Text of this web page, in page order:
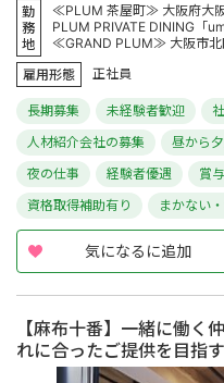
勤
務
地
≪PLUM 茶屋町≫ 大阪府大
PLUM PRIVATE DINING「
≪GRAND PLUM≫ 大阪市北
雇用形態
正社員
長期募集 未経験者歓迎
人材紹介会社の募集
昼から
夜の仕事
経験者優遇 賞
資格取得補助有り
まかない
気になるに追加
【麻布十番】一緒に働く
れに合ったご提供を目指す